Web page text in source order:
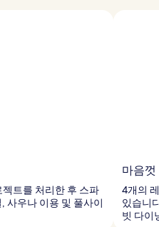
트를 처리한 후 스파
사우나 이용 및 풀사이
마음
4개의
있습니
빗 다이